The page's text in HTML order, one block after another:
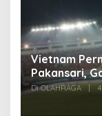
Vietnam
Pakansari,
Kandang
Di OLAHRAGA |